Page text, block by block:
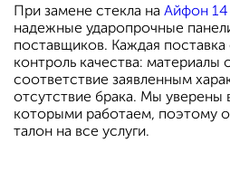
При замене стекла на Айфон
надежные ударопрочные
поставщиков. Каждая
контроль качества: материалы
соответствие заявленным
отсутствие брака. Мы уверены
которыми работаем, поэтому
талон на все услуги.